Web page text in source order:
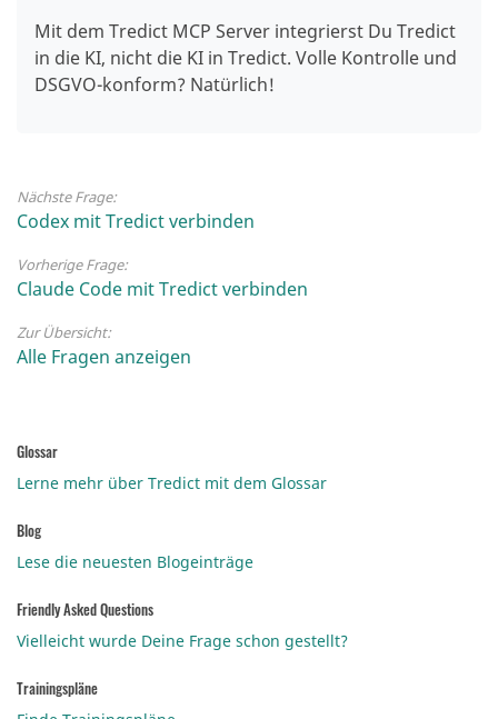
Mit dem Tredict MCP Server integrierst Du Tredict
in die KI, nicht die KI in Tredict. Volle Kontrolle und
DSGVO-konform? Natürlich!
Nächste Frage:
Codex mit Tredict verbinden
Vorherige Frage:
Claude Code mit Tredict verbinden
Zur Übersicht:
Alle Fragen anzeigen
Glossar
Lerne mehr über Tredict mit dem Glossar
Blog
Lese die neuesten Blogeinträge
Friendly Asked Questions
Vielleicht wurde Deine Frage schon gestellt?
Trainingspläne